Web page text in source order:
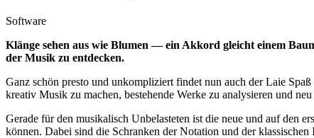
Software
Klänge sehen aus wie Blumen — ein Akkord gleicht einem
der Musik zu entdecken.
Ganz schön presto und unkompliziert findet nun auch der Laie
kreativ Musik zu machen, bestehende Werke zu analysieren und
Gerade für den musikalisch Unbelasteten ist die neue und auf den
können. Dabei sind die Schranken der Notation und der klassischen